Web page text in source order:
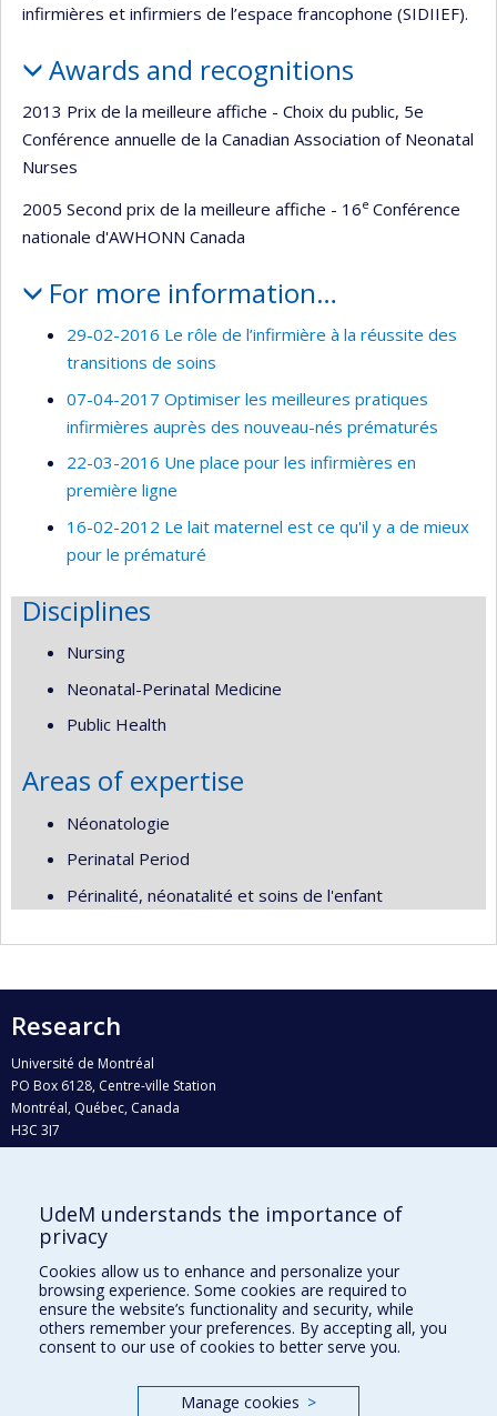
infirmières et infirmiers de l’espace francophone (SIDIIEF).
Awards and recognitions
2013 Prix de la meilleure affiche - Choix du public, 5e
Conférence annuelle de la Canadian Association of Neonatal
Nurses
2005 Second prix de la meilleure affiche - 16e Conférence
nationale d'AWHONN Canada
For more information…
29-02-2016 Le rôle de l’infirmière à la réussite des
transitions de soins
07-04-2017 Optimiser les meilleures pratiques
infirmières auprès des nouveau-nés prématurés
22-03-2016 Une place pour les infirmières en
première ligne
16-02-2012 Le lait maternel est ce qu'il y a de mieux
pour le prématuré
Disciplines
Nursing
Neonatal-Perinatal Medicine
Public Health
Areas of expertise
Néonatologie
Perinatal Period
Périnalité, néonatalité et soins de l'enfant
Research
Université de Montréal
PO Box 6128, Centre-ville Station
Montréal, Québec, Canada
H3C 3J7
Who does what?
Find us
Site map
Accessibility
UdeM understands the importance of
privacy
Cookies allow us to enhance and personalize your
browsing experience. Some cookies are required to
ensure the website’s functionality and security, while
others remember your preferences. By accepting all, you
consent to our use of cookies to better serve you.
Manage cookies >